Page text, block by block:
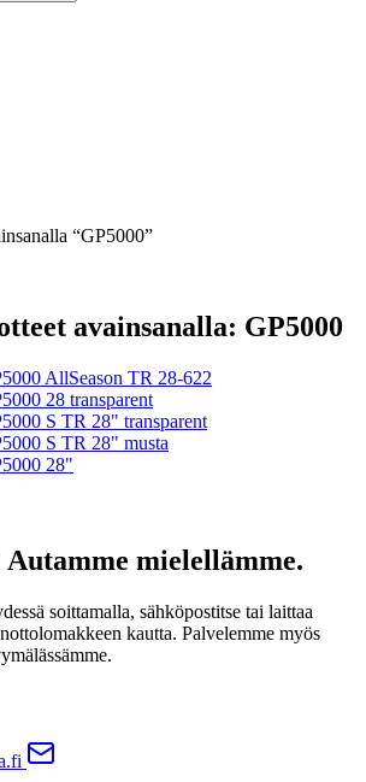
“GP5000”
avainsanalla: GP5000
AllSeason TR 28-622
28 transparent
S TR 28" transparent
S TR 28" musta
28"
mielellämme.
soittamalla, sähköpostitse tai laittaa
kautta. Palvelemme myös